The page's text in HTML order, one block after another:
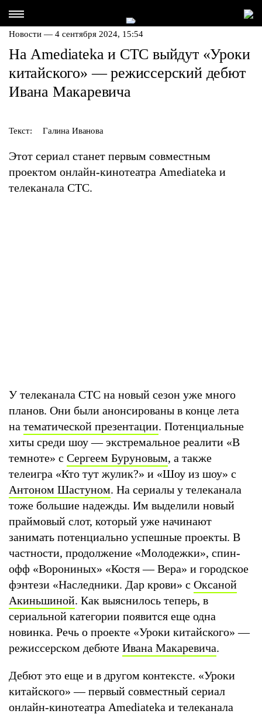
Новости — 4 сентября 2024, 15:54
На Amediateka и СТС выйдут «Уроки
китайского» — режиссерский дебют
Ивaнa Мaкaревичa
Текст: Галина Иванова
Этот сериал станет первым совместным
проектом онлайн-кинотеатра Amediateka и
телеканала СТС.
У телеканала СТС на новый сезон уже много
планов. Они были анонсированы в конце лета
на тематической презентации. Потенциальные
хиты среди шоу — экстремальное реалити «В
темноте» с Сергеем Буруновым, а также
телеигра «Кто тут жулик?» и «Шоу из шоу» с
Антоном Шастуном. На сериалы у телеканала
тоже большие надежды. Им выделили новый
праймовый слот, который уже начинают
занимать потенциально успешные проекты. В
частности, продолжение «Молодежки», спин-
офф «Ворониных» «Костя — Вера» и городское
фэнтези «Наследники. Дар крови» с Оксаной
Акиньшиной. Как выяснилось теперь, в
сериальной категории появится еще одна
новинка. Речь о проекте «Уроки китайского» —
режиссерском дебюте Ивана Мaкаревичa.
Дебют это еще и в другом контексте. «Уроки
китайского» — первый совместный сериал
онлайн-кинотеатра Amediateka и телеканала